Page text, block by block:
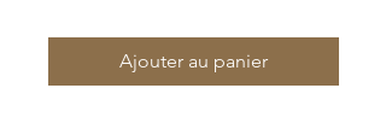
Ajouter au panier